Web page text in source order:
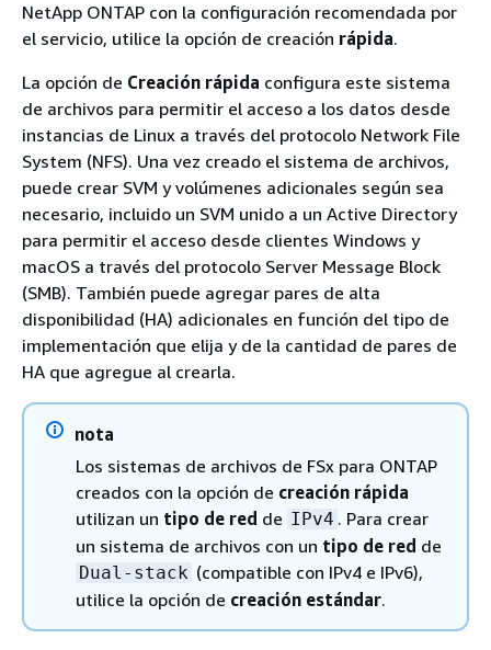
NetApp ONTAP con la configuración recomendada por
el servicio, utilice la opción de creación rápida.
La opción de Creación rápida configura este sistema
de archivos para permitir el acceso a los datos desde
instancias de Linux a través del protocolo Network File
System (NFS). Una vez creado el sistema de archivos,
puede crear SVM y volúmenes adicionales según sea
necesario, incluido un SVM unido a un Active Directory
para permitir el acceso desde clientes Windows y
macOS a través del protocolo Server Message Block
(SMB). También puede agregar pares de alta
disponibilidad (HA) adicionales en función del tipo de
implementación que elija y de la cantidad de pares de
HA que agregue al crearla.
nota
Los sistemas de archivos de FSx para ONTAP
creados con la opción de creación rápida
utilizan un tipo de red de IPv4 . Para crear
un sistema de archivos con un tipo de red de
Dual-stack (compatible con IPv4 e IPv6),
utilice la opción de creación estándar.